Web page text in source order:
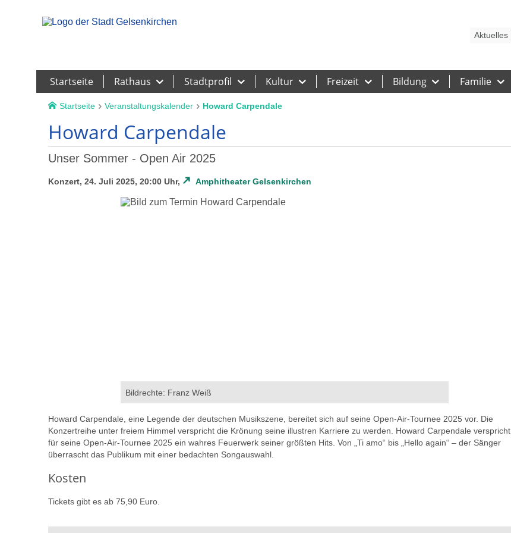
Startseite Rathaus Stadtprofil Kultur Freizeit Bildung Familie
Aktuelles
Startseite Veranstaltungskalender Howard Carpendale
Howard Carpendale
Unser Sommer - Open Air 2025
Konzert, 24. Juli 2025, 20:00 Uhr, Amphitheater Gelsenkirchen
Bildrechte: Franz Weiß
Howard Carpendale, eine Legende der deutschen Musikszene, bereitet sich auf seine Open-Air-Tournee 2025 vor. Die
Konzertreihe unter freiem Himmel verspricht die Krönung seine illustren Karriere zu werden. Howard Carpendale verspricht
für seine Open-Air-Tournee 2025 ein wahres Feuerwerk seiner größten Hits. Von „Ti amo“ bis „Hello again“ – der Sänger
überrascht das Publikum mit einer bedachten Songauswahl.
Kosten
Tickets gibt es ab 75,90 Euro.